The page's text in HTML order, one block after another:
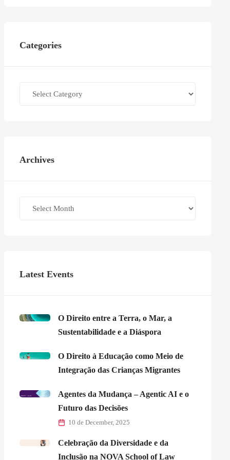
Categories
Archives
Latest Events
O Direito entre a Terra, o Mar, a
Sustentabilidade e a Diáspora
O Direito à Educação como Meio de
Integração das Crianças Migrantes
Agentes da Mudança – Agentic AI e o
Futuro das Decisões
10 de December, 2025
Celebração da Diversidade e da
Inclusão na NOVA School of Law